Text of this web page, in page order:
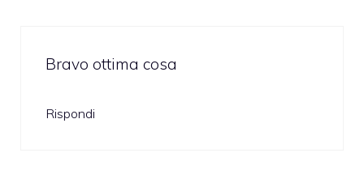
Bravo ottima cosa
Rispondi